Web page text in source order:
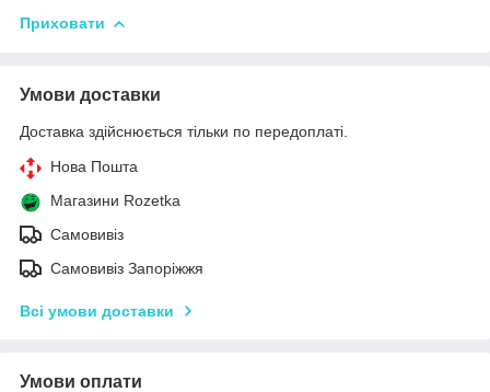
Приховати
Умови доставки
Доставка здійснюється тільки по передоплаті.
Нова Пошта
Магазини Rozetka
Самовивіз
Самовивіз Запоріжжя
Всі умови доставки
Умови оплати